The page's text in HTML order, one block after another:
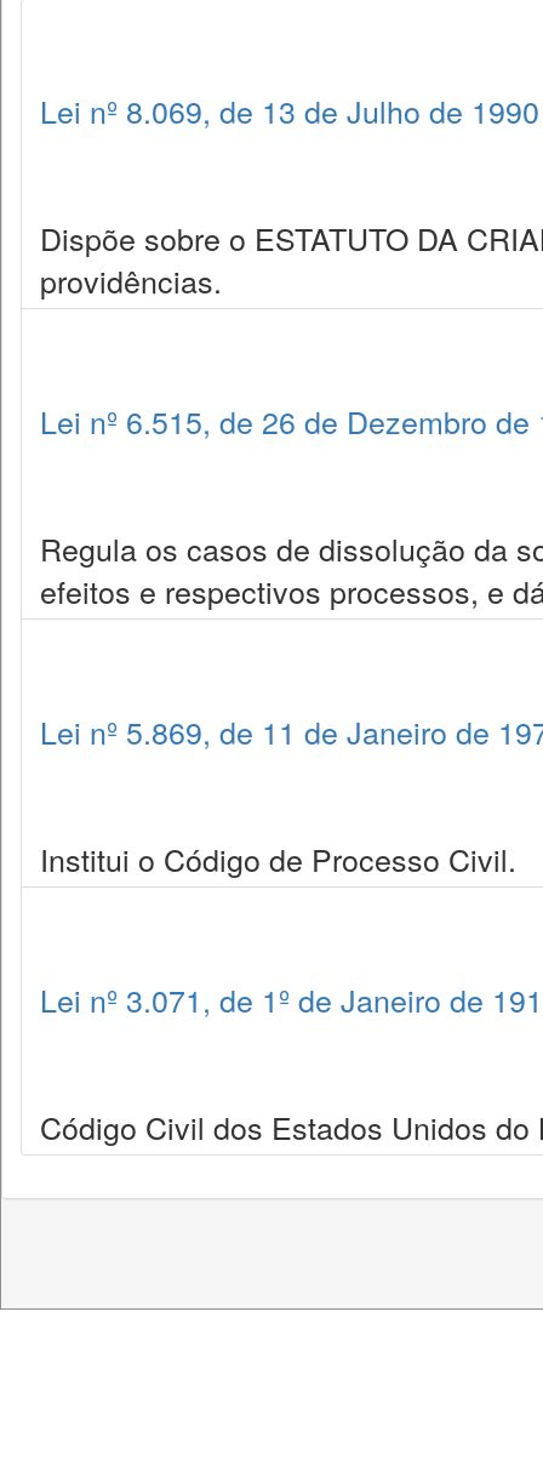
Lei nº 8.069, de 13 de Julho de 1990
Dispõe sobre o ESTATUTO DA
providências.
Lei nº 6.515, de 26 de Dezembro de
Regula os casos de dissolução da
efeitos e respectivos processos, e
Lei nº 5.869, de 11 de Janeiro de
Institui o Código de Processo Civil.
Lei nº 3.071, de 1º de Janeiro de
Código Civil dos Estados Unidos do